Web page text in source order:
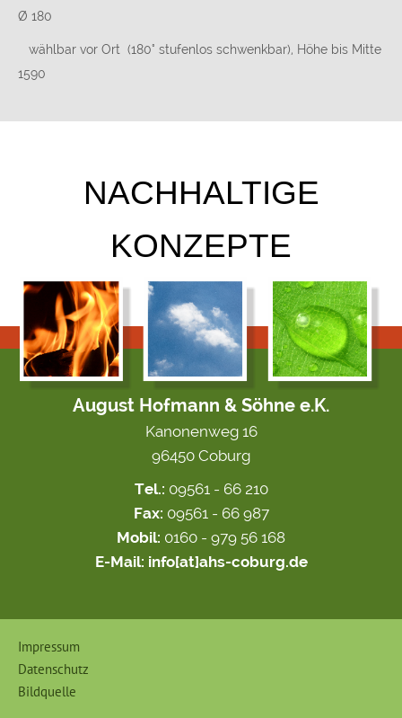
Ø 180
wählbar vor Ort (180° stufenlos schwenkbar), Höhe bis Mitte
1590
NACHHALTIGE
KONZEPTE
August Hofmann & Söhne e.K.
Kanonenweg 16
96450 Coburg
Tel.: 09561 - 66 210
Fax: 09561 - 66 987
Mobil: 0160 - 979 56 168
E-Mail: info[at]ahs-coburg.de
Impressum
Datenschutz
Bildquelle